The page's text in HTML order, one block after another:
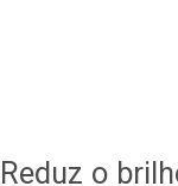
Reduz o